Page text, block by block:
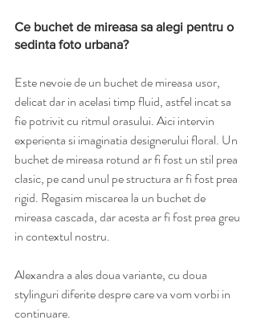
Ce buchet de mireasa sa alegi pentru o
sedinta foto urbana?
Este nevoie de un buchet de mireasa usor,
delicat dar in acelasi timp fluid, astfel incat sa
fie potrivit cu ritmul orasului. Aici intervin
experienta si imaginatia designerului floral. Un
buchet de mireasa rotund ar fi fost un stil prea
clasic, pe cand unul pe structura ar fi fost prea
rigid. Regasim miscarea la un buchet de
mireasa cascada, dar acesta ar fi fost prea greu
in contextul nostru.
Alexandra a ales doua variante, cu doua
stylinguri diferite despre care va vom vorbi in
continuare.